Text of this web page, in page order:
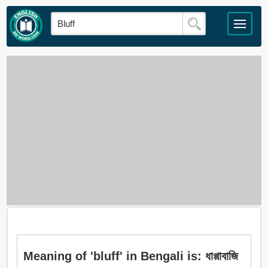
Meaning of 'bluff' in Bengali is: ধাপ্পাবাজি